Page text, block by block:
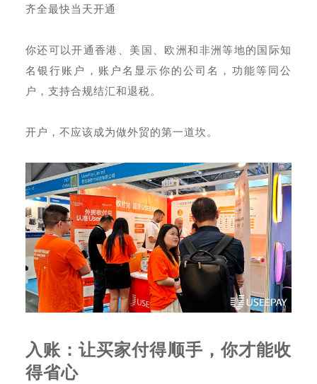
齐全最快当天开通
你还可以开通香港、美国、欧洲和非洲等地的国际知
名银行账户，账户名显示你的公司名，功能等同公
户，支持合规结汇和退税。
开户，不应该成为做外贸的第一道坎。
入账：让买家付得顺手，你才能收
得省心